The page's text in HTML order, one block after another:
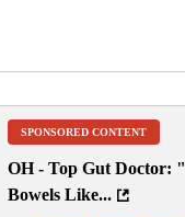
SPONSORED CONTENT
OH - Top Gut Doctor:
Bowels Like...